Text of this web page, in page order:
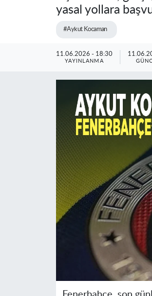
yasal yollara
#Aykut Kocaman
11.06.2026 - 18:30
YAYINLANMA